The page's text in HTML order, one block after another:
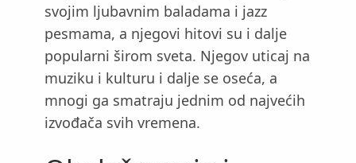
svojim ljubavnim baladama i jazz
pesmama, a njegovi hitovi su i dalje
popularni širom sveta. Njegov uticaj na
muziku i kulturu i dalje se oseća, a
mnogi ga smatraju jednim od najvećih
izvođača svih vremena.